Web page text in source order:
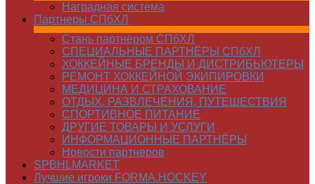
Наградная система
Партнеры СПбХЛ
Стань партнёром СПбХЛ
СПЕЦИАЛЬНЫЕ ПАРТНЁРЫ СПбХЛ
ХОККЕЙНЫЕ БРЕНДЫ И ДИСТРИБЬЮТЕРЫ
РЕМОНТ ХОККЕЙНОЙ ЭКИПИРОВКИ
МЕДИЦИНА И СТРАХОВАНИЕ
ОТДЫХ, РАЗВЛЕЧЕНИЯ, ПУТЕШЕСТВИЯ
СПОРТИВНОЕ ПИТАНИЕ
ДРУГИЕ ТОВАРЫ И УСЛУГИ
ИНФОРМАЦИОННЫЕ ПАРТНЁРЫ
Новости партнеров
SPBHLMARKET
Лучшие игроки FORMA.HOCKEY